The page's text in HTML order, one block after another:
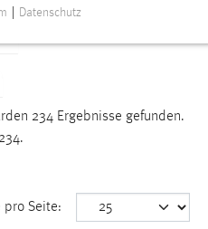
234 Ergebnisse gefunden.
pro Seite:
einwandfreie Funktion der
Datenschutz